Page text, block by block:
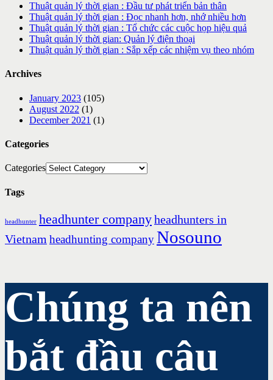
Thuật quản lý thời gian : Đầu tư phát triển bản thân
Thuật quản lý thời gian : Đọc nhanh hơn, nhớ nhiều hơn
Thuật quản lý thời gian : Tổ chức các cuộc họp hiệu quả
Thuật quản lý thời gian: Quản lý điện thoại
Thuật quản lý thời gian : Sắp xếp các nhiệm vụ theo nhóm
Archives
January 2023 (105)
August 2022 (1)
December 2021 (1)
Categories
Categories
Tags
headhunter headhunter companyheadhunters in
Vietnam headhunting companyNosouno
Chúng ta nên
bắt đầu câu